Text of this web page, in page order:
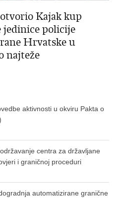
Kajak kup
jedinice policije
Hrvatske u
najteže
aktivnosti u okviru Pakta o
centra za državljane
i graničnoj proceduri
automatizirane granične